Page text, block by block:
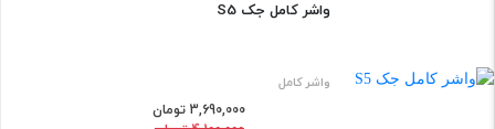
واشر کامل جک S5
واشر کامل
3,690,000 تومان